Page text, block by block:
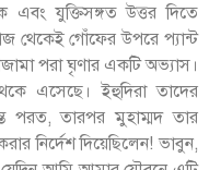
যুক্তিসঙ্গত উত্তর দিতে
থেকেই গোঁফের উপরে প্যান্ট
পরা ঘৃণার একটি অভ্যাস।
এসেছে। ইহুদিরা তাদের
পরত, তারপর মুহাম্মদ তার
নির্দেশ দিয়েছিলেন! ভাবুন,